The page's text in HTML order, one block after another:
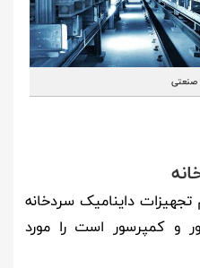
صنعتی
داینامیک سردخانه
و کمپرسور است را مورد